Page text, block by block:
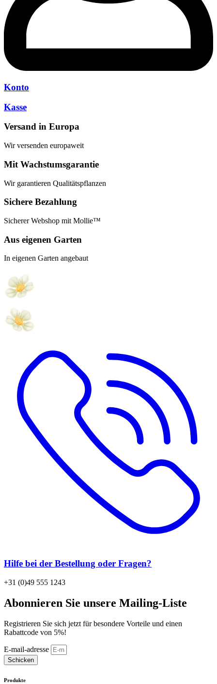
Konto
Kasse
Versand in Europa
Wir versenden europaweit
Mit Wachstumsgarantie
Wir garantieren Qualitätspflanzen
Sichere Bezahlung
Sicherer Webshop mit Mollie™
Aus eigenen Garten
In eigenen Garten angebaut
Hilfe bei der Bestellung oder Fragen?
+31 (0)49 555 1243
Abonnieren Sie unsere Mailing-Liste
Registrieren Sie sich jetzt für besondere Vorteile und einen
Rabattcode von 5%!
E-mail-adresse
Schicken
Produkte